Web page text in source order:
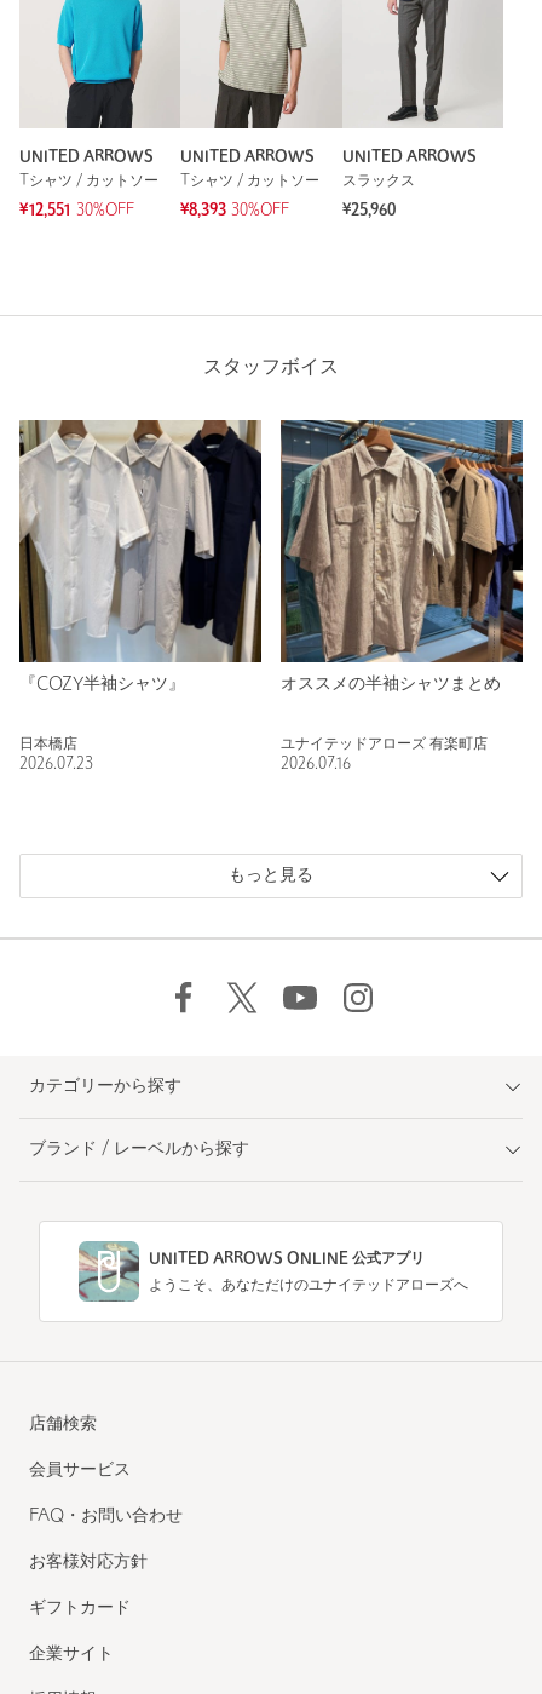
UNITED ARROWS
Tシャツ / カットソー
¥12,551 30%OFF
UNITED ARROWS
Tシャツ / カットソー
¥8,393 30%OFF
UNITED ARROWS
スラックス
¥25,960
スタッフボイス
『COZY半袖シャツ』
日本橋店
2026.07.23
オススメの半袖シャツまとめ
ユナイテッドアローズ 有楽町店
2026.07.16
もっと見る
カテゴリーから探す
ブランド / レーベルから探す
UNITED ARROWS ONLINE 公式アプリ
ようこそ、あなただけのユナイテッドアローズへ
店舗検索
会員サービス
FAQ・お問い合わせ
お客様対応方針
ギフトカード
企業サイト